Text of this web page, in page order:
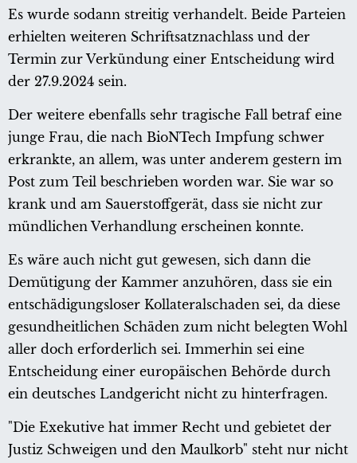
Es wurde sodann streitig verhandelt. Beide Parteien
erhielten weiteren Schriftsatznachlass und der
Termin zur Verkündung einer Entscheidung wird
der 27.9.2024 sein.
Der weitere ebenfalls sehr tragische Fall betraf eine
junge Frau, die nach BioNTech Impfung schwer
erkrankte, an allem, was unter anderem gestern im
Post zum Teil beschrieben worden war. Sie war so
krank und am Sauerstoffgerät, dass sie nicht zur
mündlichen Verhandlung erscheinen konnte.
Es wäre auch nicht gut gewesen, sich dann die
Demütigung der Kammer anzuhören, dass sie ein
entschädigungsloser Kollateralschaden sei, da diese
gesundheitlichen Schäden zum nicht belegten Wohl
aller doch erforderlich sei. Immerhin sei eine
Entscheidung einer europäischen Behörde durch
ein deutsches Landgericht nicht zu hinterfragen.
"Die Exekutive hat immer Recht und gebietet der
Justiz Schweigen und den Maulkorb" steht nur nicht